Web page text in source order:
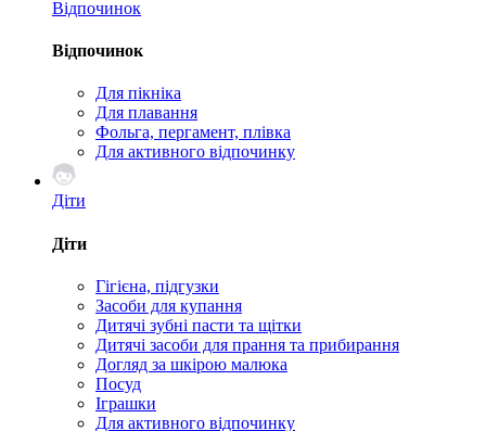
Відпочинок
Відпочинок
Для пікніка
Для плавання
Фольга, пергамент, плівка
Для активного відпочинку
Діти
Діти
Гігієна, підгузки
Засоби для купання
Дитячі зубні пасти та щітки
Дитячі засоби для прання та прибирання
Догляд за шкірою малюка
Посуд
Іграшки
Для активного відпочинку